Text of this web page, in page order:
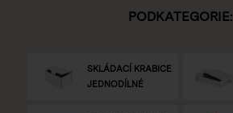
PODKATEGORIE:
SKLÁDACÍ KRABICE
JEDNODÍLNÉ